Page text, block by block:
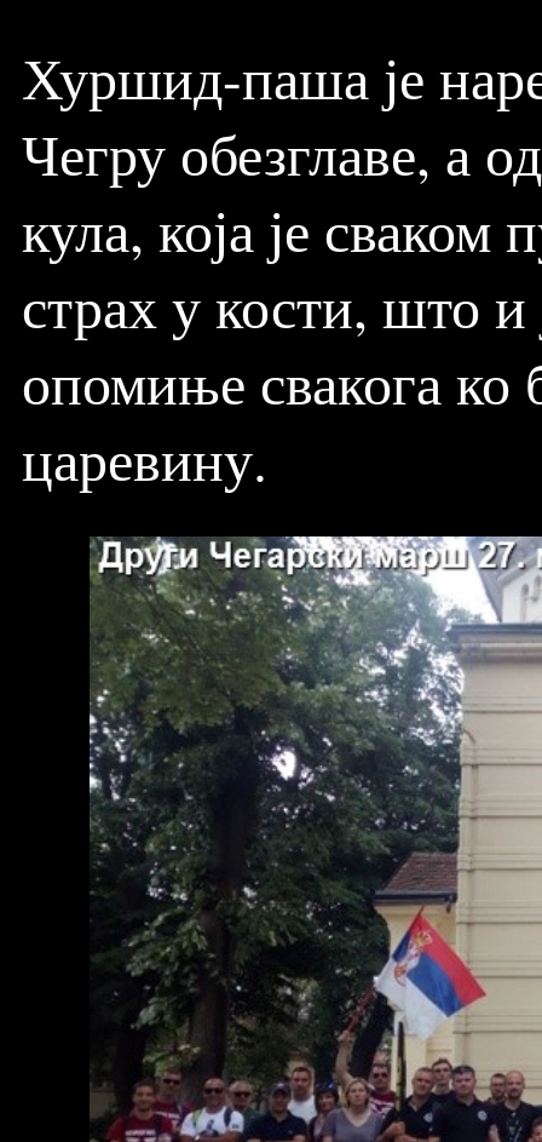
Хуршид-паша је
Чегру обезглаве, а
кула, која је
страх у кости, што
опомиње свакога ко
царевину.